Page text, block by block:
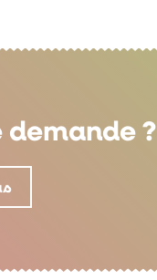
demande ?